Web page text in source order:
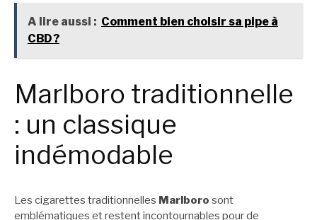
A lire aussi : Comment bien choisir sa pipe à
CBD ?
Marlboro traditionnelle
: un classique
indémodable
Les cigarettes traditionnelles Marlboro sont
emblématiques et restent incontournables pour de